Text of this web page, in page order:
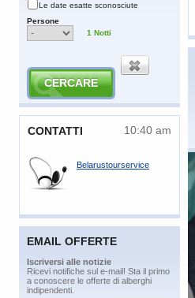
​Le date esatte sconosciute
​Persone
1 Notti
​CONTATTI 10:40 am
Belarustourservice
EMAIL OFFERTE
​Iscriversi alle notizie
​Ricevi notifiche sul e-mail! Sta il primo
a conoscere le offerte di alberghi
indipendenti.